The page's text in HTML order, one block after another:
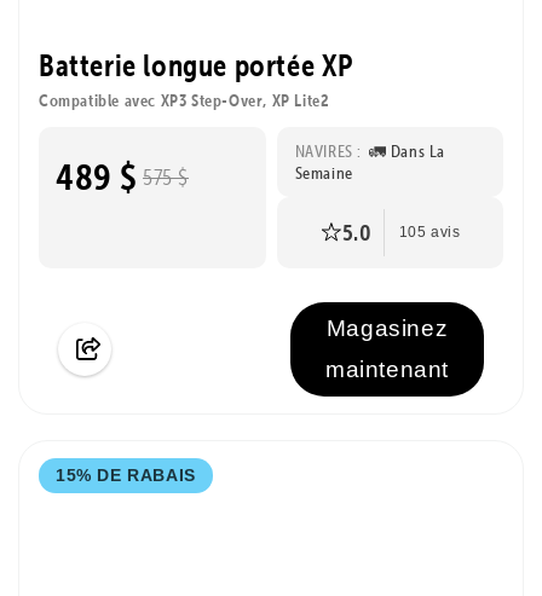
Batterie longue portée XP
Compatible avec XP3 Step-Over, XP Lite2
489 $ 575 $
NAVIRES : 🚛 Dans La
Semaine
5.0 105 avis
Magasinez
maintenant
15% DE RABAIS